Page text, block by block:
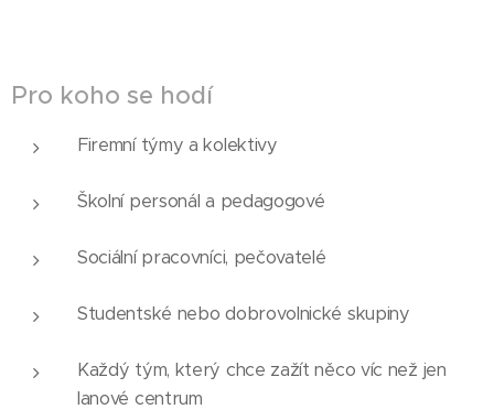
Pro koho se hodí
Firemní týmy a kolektivy
Školní personál a pedagogové
Sociální pracovníci, pečovatelé
Studentské nebo dobrovolnické skupiny
Každý tým, který chce zažít něco víc než jen
lanové centrum